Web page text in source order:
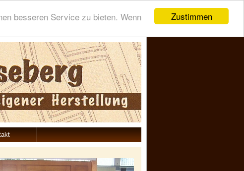
Zustimmen
besseren Service zu bieten. Wenn